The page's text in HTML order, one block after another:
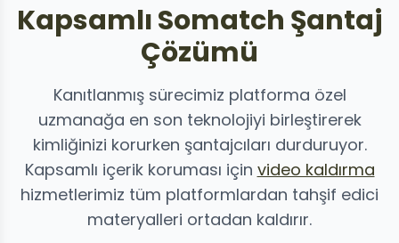
Kapsamlı Somatch Şantaj
Çözümü
Kanıtlanmış sürecimiz platforma özel
uzmanağa en son teknolojiyi birleştirerek
kimliğinizi korurken şantajcıları durduruyor.
Kapsamlı içerik koruması için video kaldırma
hizmetlerimiz tüm platformlardan tahşif edici
materyalleri ortadan kaldırır.